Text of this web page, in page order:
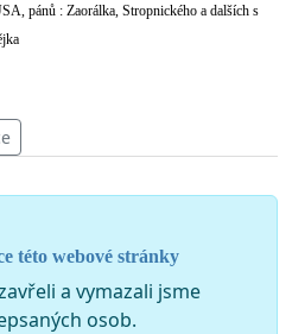
pánů : Zaorálka, Stropnického a dalších s
této webové stránky
a vymazali jsme
osob.